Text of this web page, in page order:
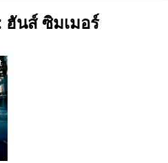
ฮันส์ ซิมเมอร์
on
รีวิว
Inception
จิต
พิฆาต
โลก
(2010)